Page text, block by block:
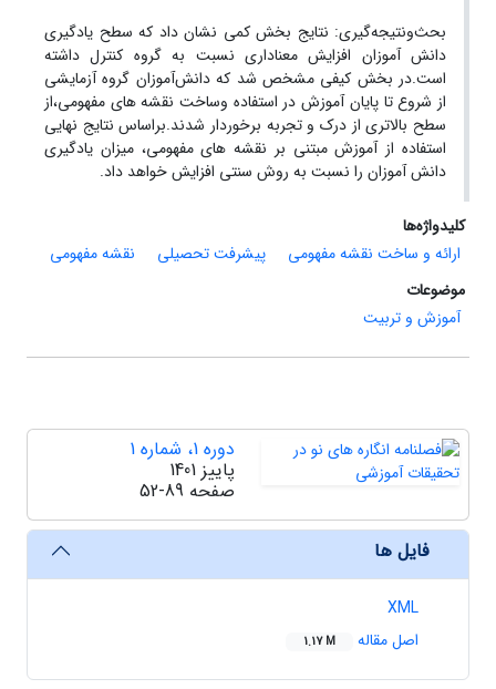
بحث‌ونتیجه‌گیری: نتایج بخش کمی نشان داد که سطح یادگیری
دانش آموزان افزایش معناداری نسبت به گروه کنترل داشته
است.در بخش کیفی مشخص شد که دانش‌آموزان گروه آزمایشی
از شروع تا پایان آموزش در استفاده وساخت نقشه های مفهومی،از
سطح بالاتری از درک و تجربه برخوردار شدند.براساس نتایج نهایی
استفاده از آموزش مبتنی بر نقشه های مفهومی، میزان یادگیری
دانش آموزان را نسبت به روش سنتی افزایش خواهد داد.
کلیدواژه‌ها
ارائه و ساخت نقشه مفهومی
پیشرفت تحصیلی
نقشه مفهومی
موضوعات
آموزش و تربیت
دوره 1، شماره 1
پاییز 1401
صفحه 52-89
فایل ها
XML
اصل مقاله
1.17 M